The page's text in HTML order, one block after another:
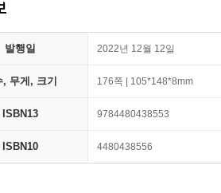
발행일 2022년 12월 12일
, 무게, 크기 176쪽 | 105*148*8mm
ISBN13 9784480438553
ISBN10 4480438556